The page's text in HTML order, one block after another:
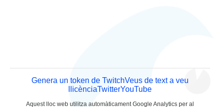
Genera un token de TwitchVeus de text a veu
llicènciaTwitterYouTube
Aquest lloc web utilitza automàticament Google Analytics per al